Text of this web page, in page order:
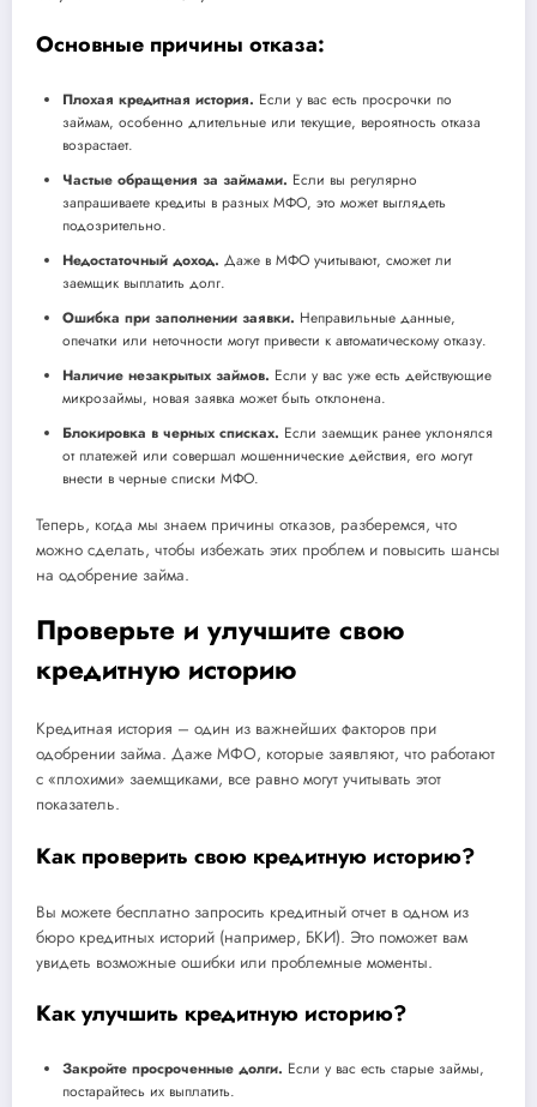
Основные причины отказа:
Плохая кредитная история. Если у вас есть просрочки по
займам, особенно длительные или текущие, вероятность отказа
возрастает.
Частые обращения за займами. Если вы регулярно
запрашиваете кредиты в разных МФО, это может выглядеть
подозрительно.
Недостаточный доход. Даже в МФО учитывают, сможет ли
заемщик выплатить долг.
Ошибка при заполнении заявки. Неправильные данные,
опечатки или неточности могут привести к автоматическому отказу.
Наличие незакрытых займов. Если у вас уже есть действующие
микрозаймы, новая заявка может быть отклонена.
Блокировка в черных списках. Если заемщик ранее уклонялся
от платежей или совершал мошеннические действия, его могут
внести в черные списки МФО.
Теперь, когда мы знаем причины отказов, разберемся, что
можно сделать, чтобы избежать этих проблем и повысить шансы
на одобрение займа.
Проверьте и улучшите свою
кредитную историю
Кредитная история – один из важнейших факторов при
одобрении займа. Даже МФО, которые заявляют, что работают
с «плохими» заемщиками, все равно могут учитывать этот
показатель.
Как проверить свою кредитную историю?
Вы можете бесплатно запросить кредитный отчет в одном из
бюро кредитных историй (например, БКИ). Это поможет вам
увидеть возможные ошибки или проблемные моменты.
Как улучшить кредитную историю?
Закройте просроченные долги. Если у вас есть старые займы,
постарайтесь их выплатить.